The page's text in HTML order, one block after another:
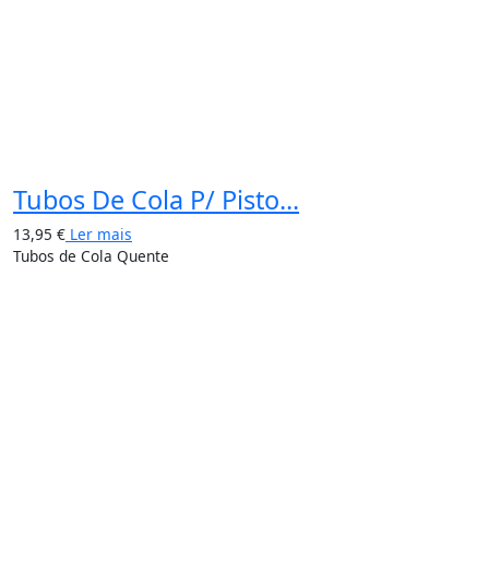
Tubos De Cola P/ Pisto...
13,95 € Ler mais
Tubos de Cola Quente